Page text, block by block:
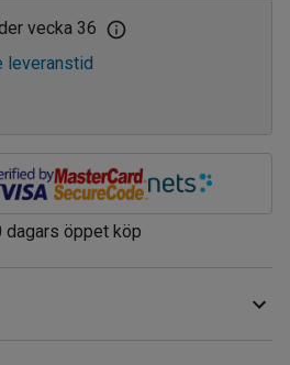
vecka 36
leveranstid
dagars öppet köp